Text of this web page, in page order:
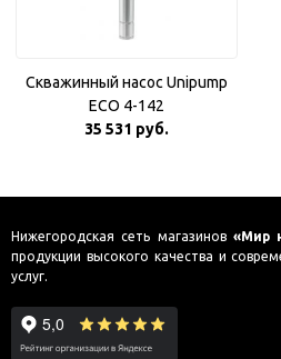
Скважинный насос Unipump
ECO 4-142
35 531 руб.
Нижегородская сеть магазинов «Мир
продукции высокого качества и
услуг.